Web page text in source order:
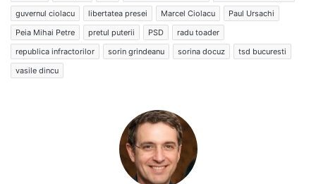
guvernul ciolacu
libertatea presei Marcel Ciolacu
Paul Ursachi
Peia Mihai Petre
pretul puterii PSD
radu toader
republica infractorilor
sorin grindeanu sorina docuz
tsd bucuresti
vasile dincu